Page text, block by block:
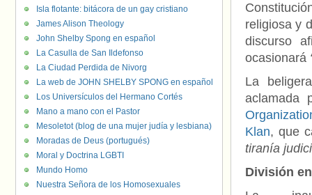
religiosa y
discurso
ocasionará
La
aclamada
Klan, que
tiranía
División
Isla flotante: bitácora de un gay cristiano
James Alison Theology
John Shelby Spong en español
La Casulla de San Ildefonso
La Ciudad Perdida de Nivorg
La web de JOHN SHELBY SPONG en español
Los Universículos del Hermano Cortés
Mano a mano con el Pastor
Mesoletot (blog de una mujer judía y lesbiana)
Moradas de Deus (portugués)
Moral y Doctrina LGBTI
Mundo Homo
Nuestra Señora de los Homosexuales